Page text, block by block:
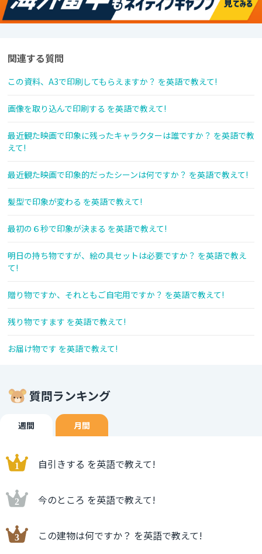
関連する質問
この資料、A3で印刷してもらえますか？ を英語で教えて!
画像を取り込んで印刷する を英語で教えて!
最近観た映画で印象に残ったキャラクターは誰ですか？ を英語で教
えて!
最近観た映画で印象的だったシーンは何ですか？ を英語で教えて!
髪型で印象が変わる を英語で教えて!
最初の６秒で印象が決まる を英語で教えて!
明日の持ち物ですが、絵の具セットは必要ですか？ を英語で教え
て!
贈り物ですか、それともご自宅用ですか？ を英語で教えて!
残り物ですます を英語で教えて!
お届け物です を英語で教えて!
質問ランキング
週間 月間
自引きする を英語で教えて!
今のところ を英語で教えて!
この建物は何ですか？ を英語で教えて!